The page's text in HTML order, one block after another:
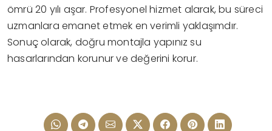
ömrü 20 yılı aşar. Profesyonel hizmet alarak, bu süreci
uzmanlara emanet etmek en verimli yaklaşımdır.
Sonuç olarak, doğru montajla yapınız su
hasarlarından korunur ve değerini korur.